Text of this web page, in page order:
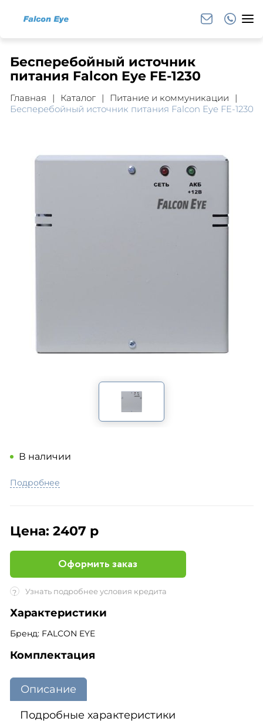
Бесперебойный источник
питания Falcon Eye FE-1230
Главная Каталог
Питание и коммуникации
Бесперебойный источник питания Falcon Eye FE-1230
В наличии
Подробнее
Цена: 2407 р
Оформить заказ
? Узнать подробнее условия кредита
Характеристики
Бренд: FALCON EYE
Комплектация
Описание
Подробные характеристики